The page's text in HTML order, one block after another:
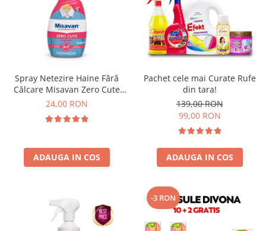
Spray Netezire Haine Fără
Călcare Misavan Zero Cute
Harmony Parfum Discret 500
24,00 RON
ADAUGA IN COS
Pachet cele mai Curate Rufe
din tara!
139,00 RON
99,00 RON
ADAUGA IN COS
-3 RON